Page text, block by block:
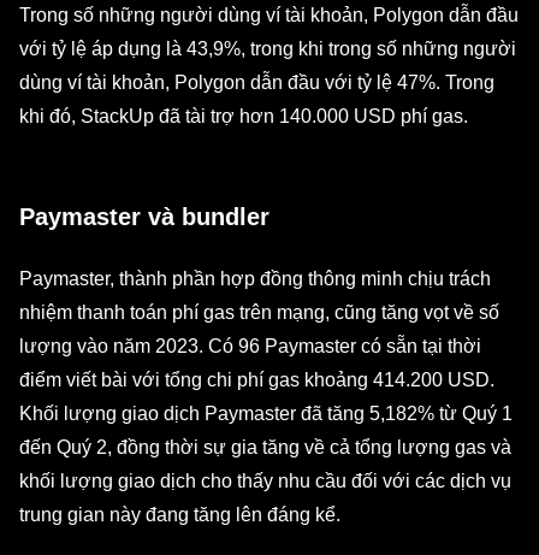
Trong số những người dùng ví tài khoản, Polygon dẫn đầu
với tỷ lệ áp dụng là 43,9%, trong khi trong số những người
dùng ví tài khoản, Polygon dẫn đầu với tỷ lệ 47%. Trong
khi đó, StackUp đã tài trợ hơn 140.000 USD phí gas.
Paymaster và bundler
Paymaster, thành phần hợp đồng thông minh chịu trách
nhiệm thanh toán phí gas trên mạng, cũng tăng vọt về số
lượng vào năm 2023. Có 96 Paymaster có sẵn tại thời
điểm viết bài với tổng chi phí gas khoảng 414.200 USD.
‌Khối lượng giao dịch Paymaster đã tăng 5,182% từ Quý 1
đến Quý 2, đồng thời sự gia tăng về cả tổng lượng gas và
khối lượng giao dịch cho thấy nhu cầu đối với các dịch vụ
trung gian này đang tăng lên đáng kể.